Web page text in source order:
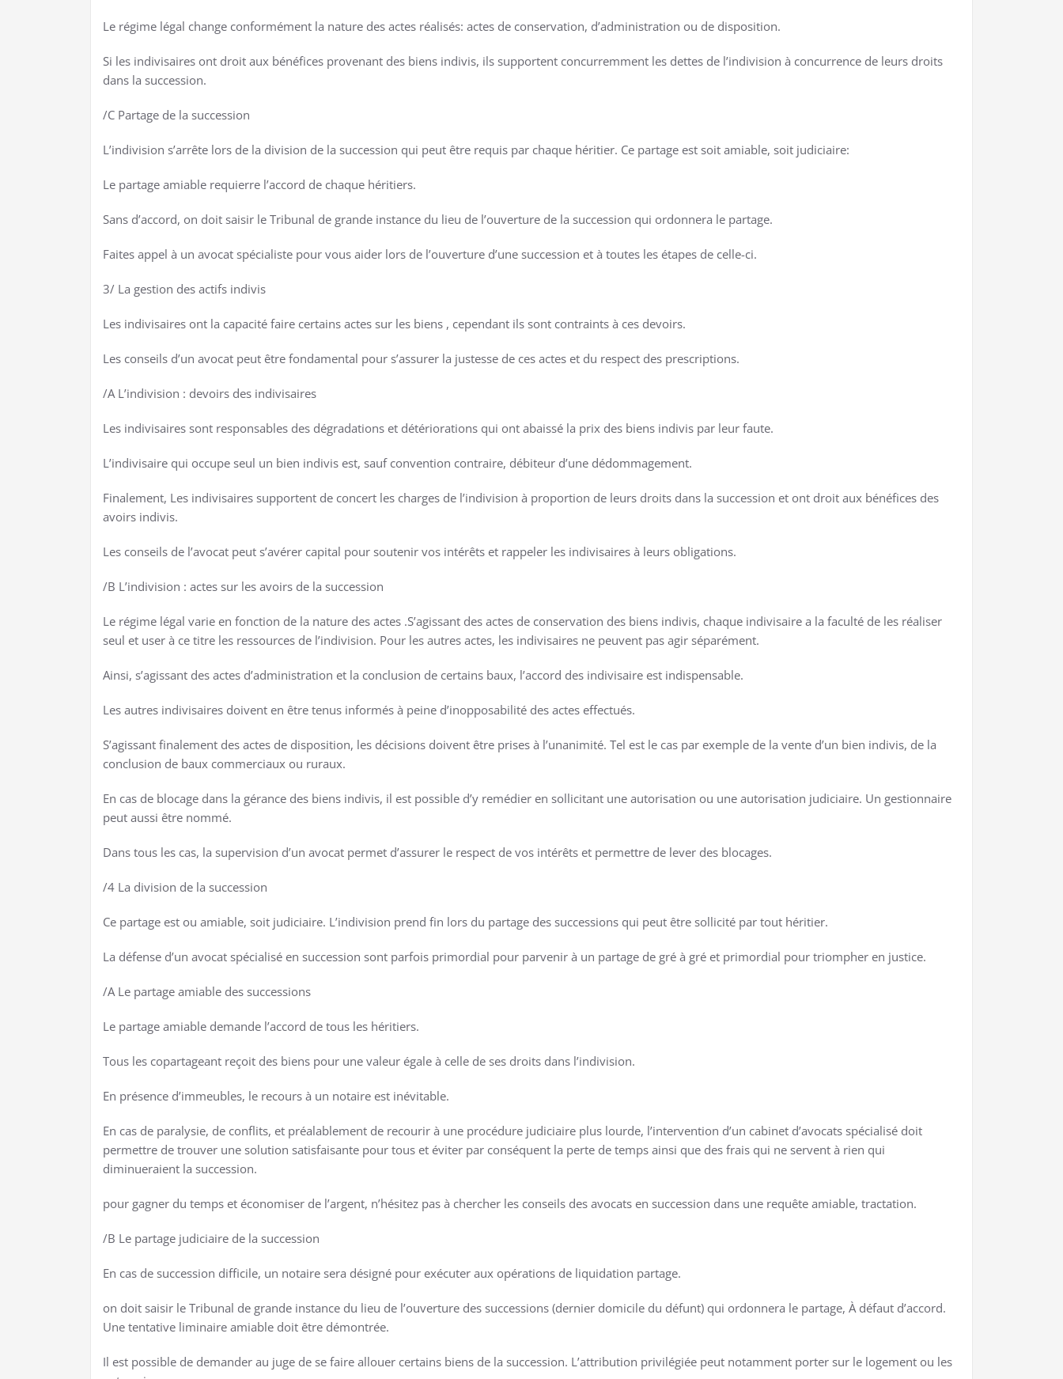
Le régime légal change conformément la nature des actes réalisés: actes de conservation, d’administration ou de disposition.
Si les indivisaires ont droit aux bénéfices provenant des biens indivis, ils supportent concurremment les dettes de l’indivision à concurrence de leurs droits
dans la succession.
/C Partage de la succession
L’indivision s’arrête lors de la division de la succession qui peut être requis par chaque héritier. Ce partage est soit amiable, soit judiciaire:
Le partage amiable requierre l’accord de chaque héritiers.
Sans d’accord, on doit saisir le Tribunal de grande instance du lieu de l’ouverture de la succession qui ordonnera le partage.
Faites appel à un avocat spécialiste pour vous aider lors de l’ouverture d’une succession et à toutes les étapes de celle-ci.
3/ La gestion des actifs indivis
Les indivisaires ont la capacité faire certains actes sur les biens , cependant ils sont contraints à ces devoirs.
Les conseils d’un avocat peut être fondamental pour s’assurer la justesse de ces actes et du respect des prescriptions.
/A L’indivision : devoirs des indivisaires
Les indivisaires sont responsables des dégradations et détériorations qui ont abaissé la prix des biens indivis par leur faute.
L’indivisaire qui occupe seul un bien indivis est, sauf convention contraire, débiteur d’une dédommagement.
Finalement, Les indivisaires supportent de concert les charges de l’indivision à proportion de leurs droits dans la succession et ont droit aux bénéfices des
avoirs indivis.
Les conseils de l’avocat peut s’avérer capital pour soutenir vos intérêts et rappeler les indivisaires à leurs obligations.
/B L’indivision : actes sur les avoirs de la succession
Le régime légal varie en fonction de la nature des actes .S’agissant des actes de conservation des biens indivis, chaque indivisaire a la faculté de les réaliser
seul et user à ce titre les ressources de l’indivision. Pour les autres actes, les indivisaires ne peuvent pas agir séparément.
Ainsi, s’agissant des actes d’administration et la conclusion de certains baux, l’accord des indivisaire est indispensable.
Les autres indivisaires doivent en être tenus informés à peine d’inopposabilité des actes effectués.
S’agissant finalement des actes de disposition, les décisions doivent être prises à l’unanimité. Tel est le cas par exemple de la vente d’un bien indivis, de la
conclusion de baux commerciaux ou ruraux.
En cas de blocage dans la gérance des biens indivis, il est possible d’y remédier en sollicitant une autorisation ou une autorisation judiciaire. Un gestionnaire
peut aussi être nommé.
Dans tous les cas, la supervision d’un avocat permet d’assurer le respect de vos intérêts et permettre de lever des blocages.
/4 La division de la succession
Ce partage est ou amiable, soit judiciaire. L’indivision prend fin lors du partage des successions qui peut être sollicité par tout héritier.
La défense d’un avocat spécialisé en succession sont parfois primordial pour parvenir à un partage de gré à gré et primordial pour triompher en justice.
/A Le partage amiable des successions
Le partage amiable demande l’accord de tous les héritiers.
Tous les copartageant reçoit des biens pour une valeur égale à celle de ses droits dans l’indivision.
En présence d’immeubles, le recours à un notaire est inévitable.
En cas de paralysie, de conflits, et préalablement de recourir à une procédure judiciaire plus lourde, l’intervention d’un cabinet d’avocats spécialisé doit
permettre de trouver une solution satisfaisante pour tous et éviter par conséquent la perte de temps ainsi que des frais qui ne servent à rien qui
diminueraient la succession.
pour gagner du temps et économiser de l’argent, n’hésitez pas à chercher les conseils des avocats en succession dans une requête amiable, tractation.
/B Le partage judiciaire de la succession
En cas de succession difficile, un notaire sera désigné pour exécuter aux opérations de liquidation partage.
on doit saisir le Tribunal de grande instance du lieu de l’ouverture des successions (dernier domicile du défunt) qui ordonnera le partage, À défaut d’accord.
Une tentative liminaire amiable doit être démontrée.
Il est possible de demander au juge de se faire allouer certains biens de la succession. L’attribution privilégiée peut notamment porter sur le logement ou les